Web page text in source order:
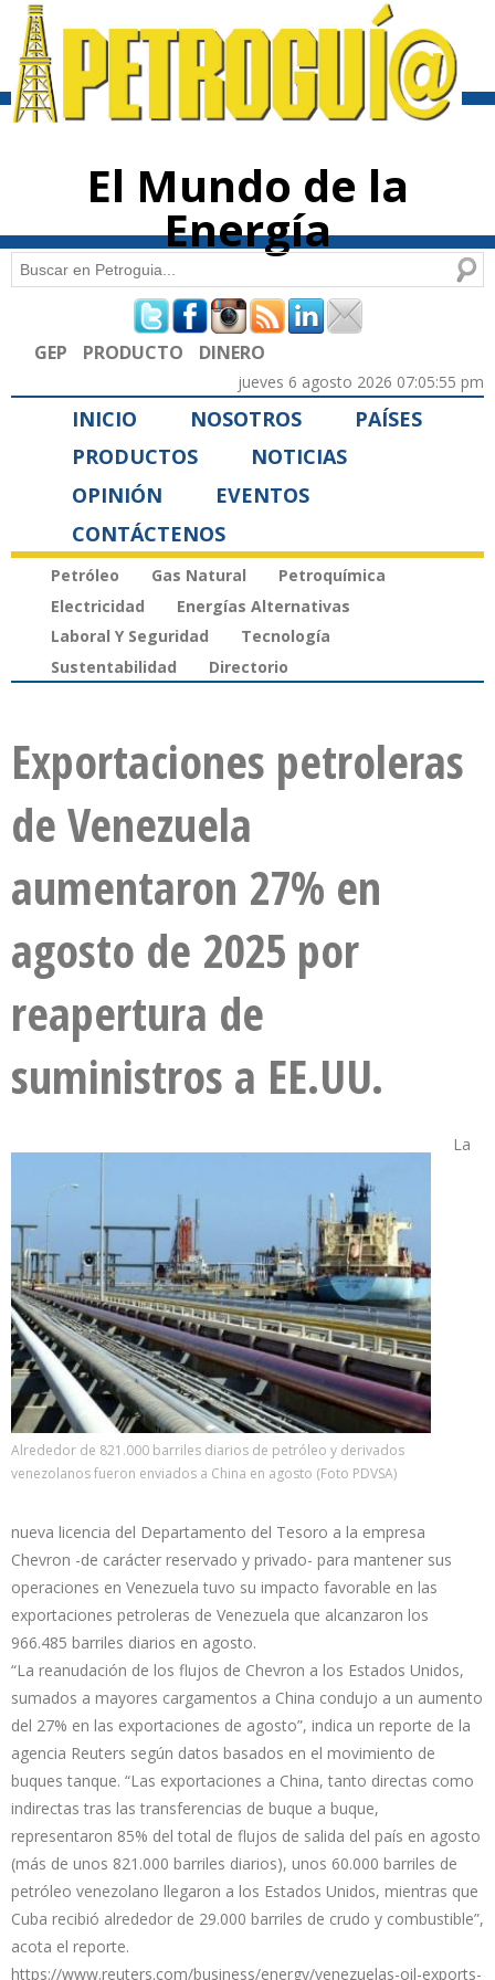
contenido
El Mundo de la
Energía
Formulario de búsqueda
Buscar
GEP PRODUCTO DINERO
jueves 6 agosto 2026 07:05:55 pm
INICIO NOSOTROS
PAÍSES
PRODUCTOS
NOTICIAS
OPINIÓN
EVENTOS
CONTÁCTENOS
Petróleo Gas Natural
Petroquímica
Electricidad
Energías Alternativas
Laboral Y Seguridad
Tecnología
Sustentabilidad
Directorio
Exportaciones petroleras
de Venezuela
aumentaron 27% en
agosto de 2025 por
reapertura de
suministros a EE.UU.
Alrededor de 821.000 barriles diarios de petróleo y derivados
venezolanos fueron enviados a China en agosto (Foto PDVSA)
La
nueva licencia del Departamento del Tesoro a la empresa
Chevron -de carácter reservado y privado- para mantener sus
operaciones en Venezuela tuvo su impacto favorable en las
exportaciones petroleras de Venezuela que alcanzaron los
966.485 barriles diarios en agosto.
“La reanudación de los flujos de Chevron a los Estados Unidos,
sumados a mayores cargamentos a China condujo a un aumento
del 27% en las exportaciones de agosto”, indica un reporte de la
agencia Reuters según datos basados en el movimiento de
buques tanque. “Las exportaciones a China, tanto directas como
indirectas tras las transferencias de buque a buque,
representaron 85% del total de flujos de salida del país en agosto
(más de unos 821.000 barriles diarios), unos 60.000 barriles de
petróleo venezolano llegaron a los Estados Unidos, mientras que
Cuba recibió alrededor de 29.000 barriles de crudo y combustible”,
acota el reporte.
https://www.reuters.com/business/energy/venezuelas-oil-exports-